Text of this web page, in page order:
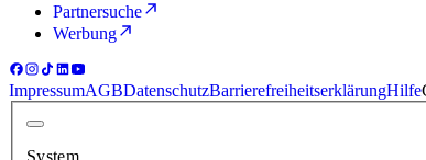
Partnersuche
Werbung
ImpressumAGBDatenschutzBarrierefreiheitserklärungHilfe